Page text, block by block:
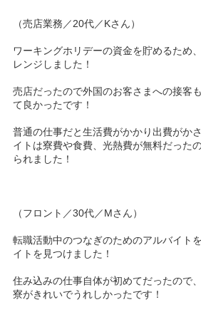
（売店業務／20代／Kさん）
ワーキングホリデーの資金を貯めるため
レンジしました！
売店だったので外国のお客さまへの接客
て良かったです！
普通の仕事だと生活費がかかり出費がか
イトは寮費や食費、光熱費が無料だった
られました！
（フロント／30代／Mさん）
転職活動中のつなぎのためのアルバイト
イトを見つけました！
住み込みの仕事自体が初めてだったので
寮がきれいでうれしかったです！